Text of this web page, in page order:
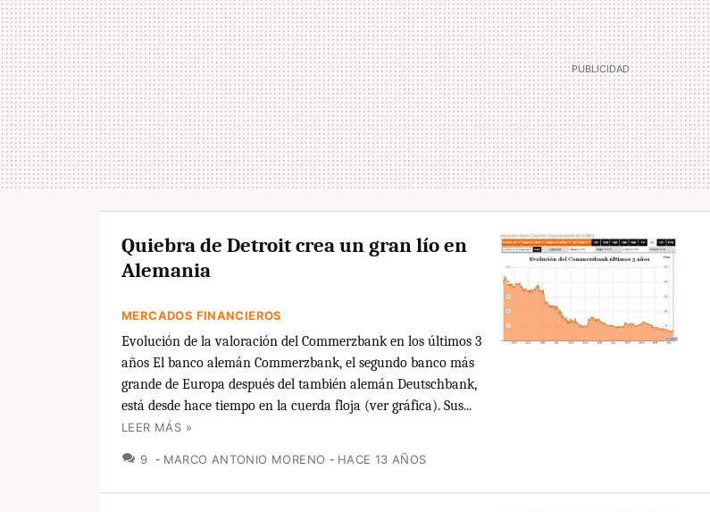
Quiebra de Detroit crea un gran lío en
Alemania
MERCADOS FINANCIEROS
Evolución de la valoración del Commerzbank en los últimos 3
años El banco alemán Commerzbank, el segundo banco más
grande de Europa después del también alemán Deutschbank,
está desde hace tiempo en la cuerda floja (ver gráfica). Sus...
LEER MÁS »
9 COMENTARIOS
MARCO ANTONIO MORENO HACE 13 AÑOS